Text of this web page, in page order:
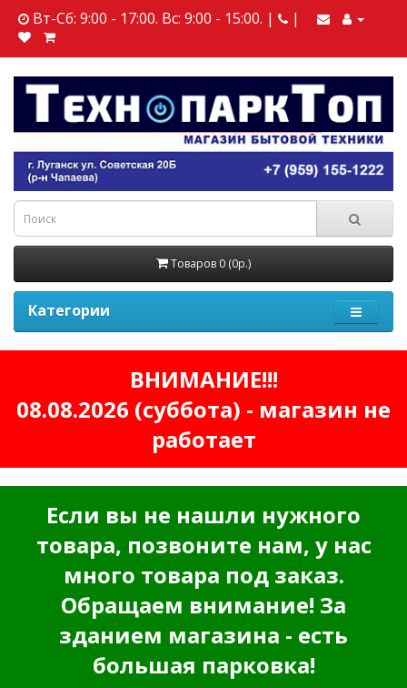
Вт-Сб: 9:00 - 17:00. Вс: 9:00 - 15:00. | |
Товаров 0 (0р.)
Категории
ВНИМАНИЕ!!!
08.08.2026 (суббота) - магазин не
работает
Если вы не нашли нужного
товара, позвоните нам, у нас
много товара под заказ.
Обращаем внимание! За
зданием магазина - есть
большая парковка!